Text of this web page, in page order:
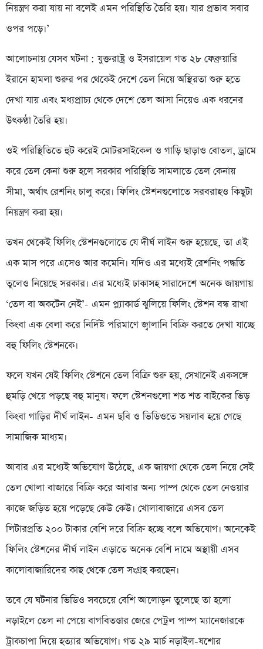
নিয়ন্ত্রণ করা যায় না বলেই এমন পরিস্থিতি তৈরি হয়। যার প্রভাব সবার
ওপর পড়ে।’
আলোচনায় যেসব ঘটনা : যুক্তরাষ্ট্র ও ইসরায়েল গত ২৮ ফেব্রুয়ারি
ইরানে হামলা শুরুর পর থেকেই দেশে তেল নিয়ে অস্থিরতা শুরু হতে
দেখা যায় এবং মধ্যপ্রাচ্য থেকে দেশে তেল আসা নিয়েও এক ধরনের
উৎকণ্ঠা তৈরি হয়।
ওই পরিস্থিতিতে হুট করেই মোটরসাইকেল ও গাড়ি ছাড়াও বোতল, ড্রামে
করে তেল কেনা শুরু হলে সরকার পরিস্থিতি সামলাতে তেল কেনায়
সীমা, অর্থাৎ রেশনিং চালু করে। ফিলিং স্টেশনগুলোতে সরবরাহও কিছুটা
নিয়ন্ত্রণ করা হয়।
তখন থেকেই ফিলিং স্টেশনগুলোতে যে দীর্ঘ লাইন শুরু হয়েছে, তা এই
এক মাস পরে এসেও আর কমেনি। যদিও এর মধ্যেই রেশনিং পদ্ধতি
তুলেও নিয়েছে সরকার। এর মধ্যেই ঢাকাসহ সারাদেশে অনেক জায়গায়
‘তেল বা অকটেন নেই’- এমন প্ল্যাকার্ড ঝুলিয়ে ফিলিং স্টেশন বন্ধ রাখা
কিংবা এক বেলা করে নির্দিষ্ট পরিমাণে জ্বালানি বিক্রি করতে দেখা যাচ্ছে
বহু ফিলিং স্টেশনকে।
ফলে যখন যেই ফিলিং স্টেশনে তেল বিক্রি শুরু হয়, সেখানেই একসঙ্গে
হুমড়ি খেয়ে পড়ছে বহু মানুষ। ফলে স্টেশনগুলো শত শত বাইকের ভিড়
কিংবা গাড়ির দীর্ঘ লাইন- এমন ছবি ও ভিডিওতে সয়লাব হয়ে গেছে
সামাজিক মাধ্যম।
আবার এর মধ্যেই অভিযোগ উঠেছে, এক জায়গা থেকে তেল নিয়ে সেই
তেল খোলা বাজারে বিক্রি করে আবার অন্য পাম্প থেকে তেল নেওয়ার
কাজে জড়িত হয়ে পড়েছে কেউ কেউ। খোলাবাজারে এসব তেল
লিটারপ্রতি ২০০ টাকার বেশি দরে বিক্রি হচ্ছে বলে অভিযোগ। অনেকেই
ফিলিং স্টেশনের দীর্ঘ লাইন এড়াতে অনেক বেশি দামে অস্থায়ী এসব
কালোবাজারিদের কাছ থেকে তেল সংগ্রহ করছেন।
তবে যে ঘটনার ভিডিও সবচেয়ে বেশি আলোড়ন তুলেছে তা হলো
নড়াইলে তেল না পেয়ে বাগবিতণ্ডার জেরে পেট্রল পাম্প ম্যানেজারকে
ট্রাকচাপা দিয়ে হত্যার অভিযোগ। গত ২৯ মার্চ নড়াইল-যশোর